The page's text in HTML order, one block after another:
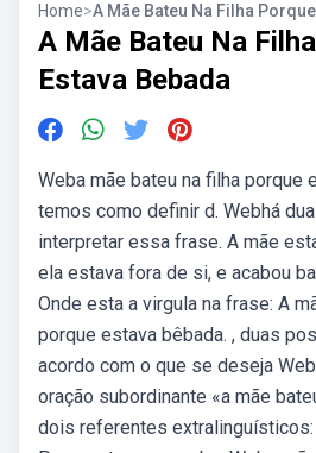
Home>A Mãe Bateu Na Filha
A Mãe Bateu Na
Estava Bebada
Weba mãe bateu na filha porque
temos como definir d. Webhá
interpretar essa frase. A mãe
ela estava fora de si, e acabou
Onde esta a virgula na frase: A
porque estava bêbada. , duas
acordo com o que se deseja
oração subordinante «a mãe
dois referentes extralinguísticos: